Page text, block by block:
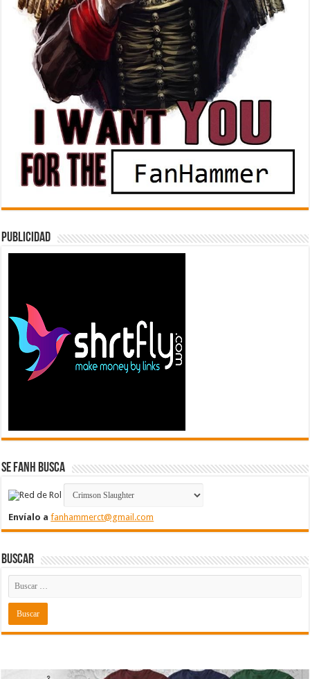
Publicidad
Se FanH Busca
Envíalo afanhammerct@gmail.com
Buscar